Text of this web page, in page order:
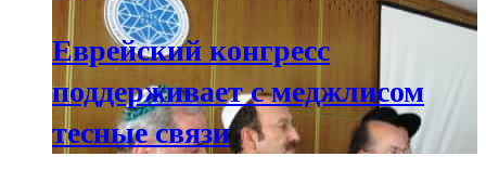
Еврейский конгресс
поддерживает с меджлисом
тесные связи